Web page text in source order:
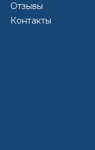
Отзывы
Контакты